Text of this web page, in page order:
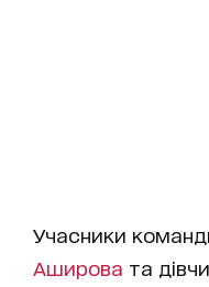
Учасники
Аширова та